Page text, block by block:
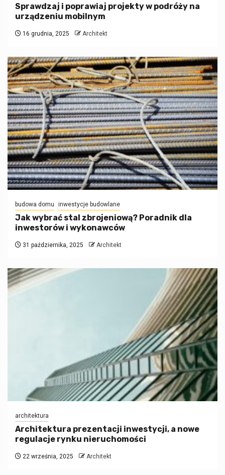
Sprawdzaj i poprawiaj projekty w podróży na
urządzeniu mobilnym
16 grudnia, 2025 Architekt
budowa domu inwestycje budowlane
Jak wybrać stal zbrojeniową? Poradnik dla
inwestorów i wykonawców
31 października, 2025 Architekt
architektura
Architektura prezentacji inwestycji, a nowe
regulacje rynku nieruchomości
22 września, 2025 Architekt